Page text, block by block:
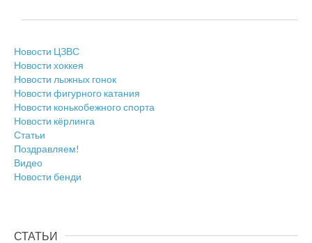
Новости ЦЗВС
Новости хоккея
Новости лыжных гонок
Новости фигурного катания
Новости конькобежного спорта
Новости кёрлинга
Статьи
Поздравляем!
Видео
Новости бенди
СТАТЬИ